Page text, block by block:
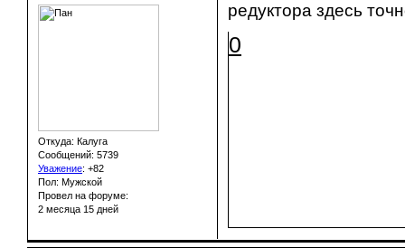
Откуда: Калуга
Сообщений: 5739
Уважение: +82
Пол: Мужской
Провел на форуме:
2 месяца 15 дней
редуктора здесь
0